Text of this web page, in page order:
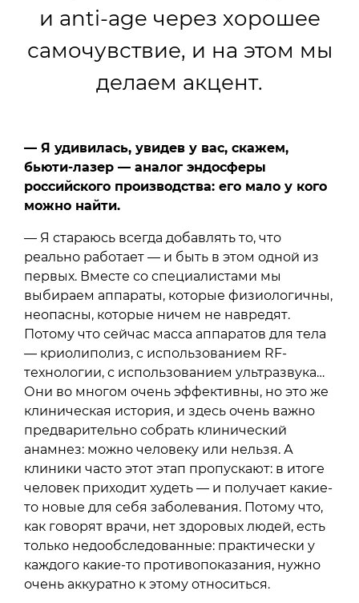
и anti-age через хорошее
самочувствие, и на этом мы
делаем акцент.
— Я удивилась, увидев у вас, скажем,
бьюти-лазер — аналог эндосферы
российского производства: его мало у кого
можно найти.
— Я стараюсь всегда добавлять то, что
реально работает — и быть в этом одной из
первых. Вместе со специалистами мы
выбираем аппараты, которые физиологичны,
неопасны, которые ничем не навредят.
Потому что сейчас масса аппаратов для тела
— криолиполиз, с использованием RF-
технологии, с использованием ультразвука…
Они во многом очень эффективны, но это же
клиническая история, и здесь очень важно
предварительно собрать клинический
анамнез: можно человеку или нельзя. А
клиники часто этот этап пропускают: в итоге
человек приходит худеть — и получает какие-
то новые для себя заболевания. Потому что,
как говорят врачи, нет здоровых людей, есть
только недообследованные: практически у
каждого какие-то противопоказания, нужно
очень аккуратно к этому относиться.